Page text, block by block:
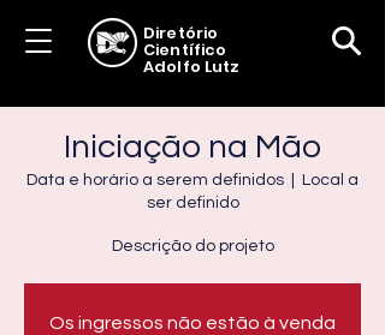
Diretório
Científico
Adolfo Lutz
Iniciação na Mão
Data e horário a serem definidos
Local a
ser definido
Descrição do projeto
Os ingressos não estão à venda